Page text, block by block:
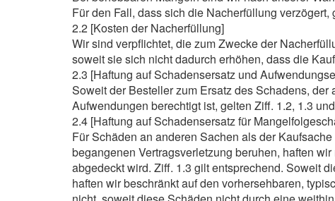
Für den Fall, dass sich die Nacherfüllung
2.2 [Kosten der Nacherfüllung]
Wir sind verpflichtet, die zum Zwecke der
soweit sie sich nicht dadurch erhöhen, dass die
2.3 [Haftung auf Schadensersatz und
Soweit der Besteller zum Ersatz des Schadens,
Aufwendungen berechtigt ist, gelten Ziff. 1.2, 1.3
2.4 [Haftung auf Schadensersatz für
Für Schäden an anderen Sachen als der
begangenen Vertragsverletzung beruhen, haften
abgedeckt wird. Ziff. 1.3 gilt entsprechend. Soweit
haften wir beschränkt auf den vorhersehbaren,